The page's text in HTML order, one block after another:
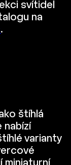
svítidel
na
.
štíhlá
nabízí
varianty